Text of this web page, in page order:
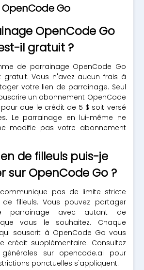
Go
OpenCode Go
il gratuit ?
de parrainage OpenCode Go
gratuit. Vous n'avez aucun frais à
votre lien de parrainage. Seul
un abonnement OpenCode
que le crédit de 5 $ soit versé
Le parrainage en lui-même ne
modifie pas votre abonnement
de filleuls puis-je
sur OpenCode Go ?
pas de limite stricte
filleuls. Vous pouvez partager
parrainage avec autant de
vous le souhaitez. Chaque
souscrit à OpenCode Go vous
crédit supplémentaire. Consultez
sur opencode.ai pour
ponctuelles s'appliquent.